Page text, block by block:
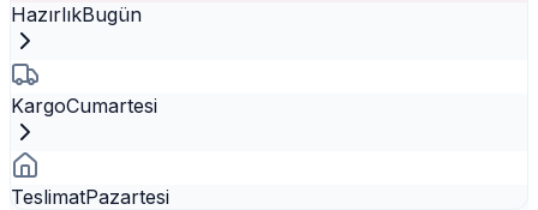
HazırlıkBugün
KargoCumartesi
TeslimatPazartesi